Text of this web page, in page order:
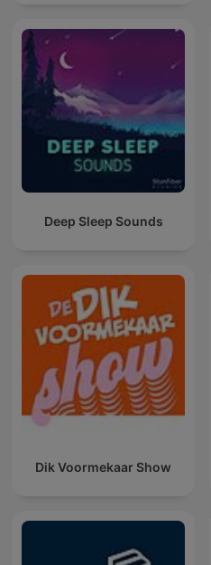
Deep Sleep Sounds
Dik Voormekaar Show